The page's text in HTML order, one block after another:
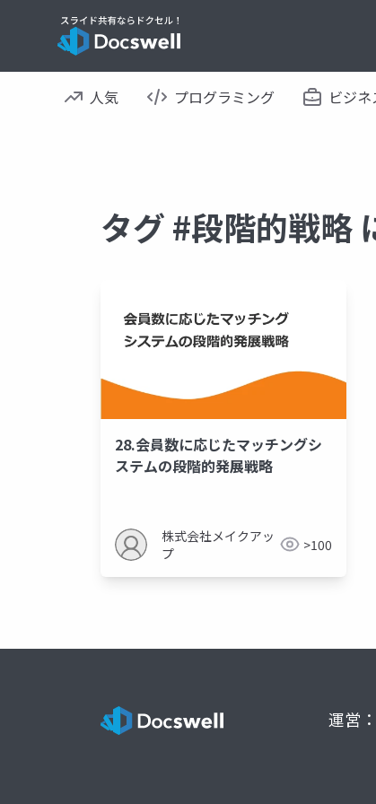
人気 プログラミング ビジネ
タグ #段階的戦略
28.会員数に応じたマッチングシ
ステムの段階的発展戦略
株式会社メイクアッ
プ
>100
運営